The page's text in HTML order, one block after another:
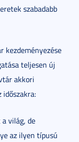
szabadabb
kezdeményezése
teljesen új
akkori
időszakra:
világ, de
az ilyen típusú